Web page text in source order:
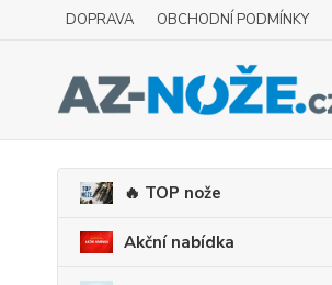
DOPRAVA OBCHODNÍ PODMÍNKY
🔥 TOP nože
Akční nabídka